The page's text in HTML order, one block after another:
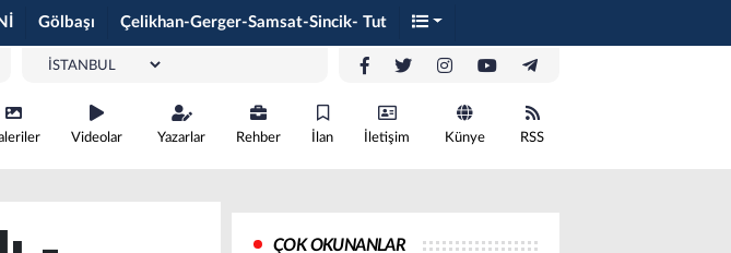
Gölbaşı Çelikhan-Gerger-Samsat-Sincik- Tut
Videolar Yazarlar Rehber İlan İletişim Künye RSS
ÇOK OKUNANLAR